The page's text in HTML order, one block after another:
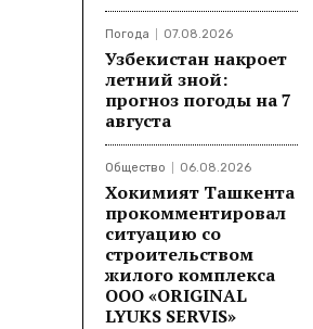
Погода 07.08.2026
Узбекистан накроет
летний зной:
прогноз погоды на 7
августа
Общество 06.08.2026
Хокимият Ташкента
прокомментировал
ситуацию со
строительством
жилого комплекса
ООО «ORIGINAL
LYUKS SERVIS»